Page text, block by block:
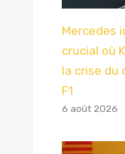
Mercedes
crucial où
la crise du
F1
6 août 2026